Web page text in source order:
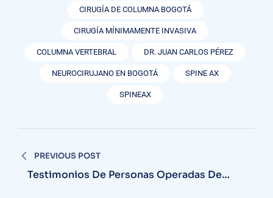
CIRUGÍA DE COLUMNA BOGOTÁ
CIRUGÍA MÍNIMAMENTE INVASIVA
COLUMNA VERTEBRAL DR. JUAN CARLOS PÉREZ
NEUROCIRUJANO EN BOGOTÁ SPINE AX
SPINEAX
PREVIOUS POST
Testimonios De Personas Operadas De